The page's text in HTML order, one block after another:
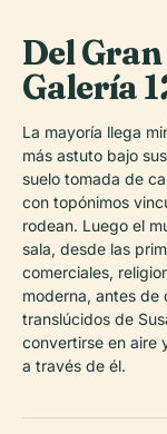
Del
Galería
La mayoría llega
más astuto bajo
suelo tomada de
con topónimos
rodean. Luego el
sala, desde las
comerciales,
moderna, antes de
translúcidos de
convertirse en aire
a través de él.